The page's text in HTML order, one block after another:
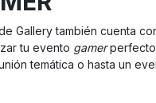
Gallery también cuenta
tu evento gamer
temática o hasta un